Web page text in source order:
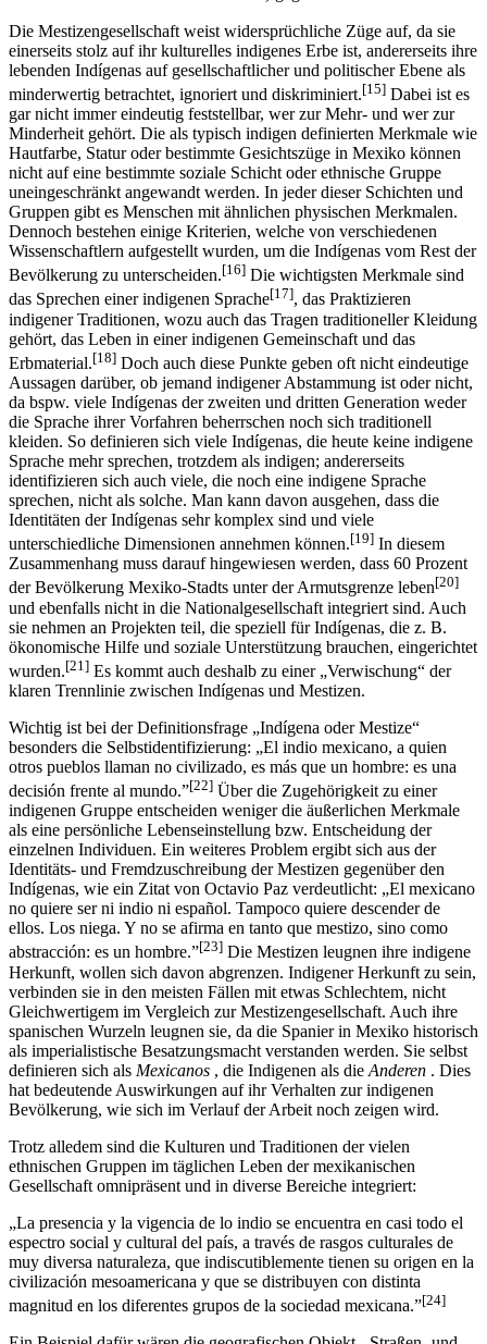
Die Mestizengesellschaft weist widersprüchliche Züge auf, da sie
einerseits stolz auf ihr kulturelles indigenes Erbe ist, andererseits ihre
lebenden Indígenas auf gesellschaftlicher und politischer Ebene als
minderwertig betrachtet, ignoriert und diskriminiert.[15]Dabei ist es
gar nicht immer eindeutig feststellbar, wer zur Mehr- und wer zur
Minderheit gehört. Die als typisch indigen definierten Merkmale wie
Hautfarbe, Statur oder bestimmte Gesichtszüge in Mexiko können
nicht auf eine bestimmte soziale Schicht oder ethnische Gruppe
uneingeschränkt angewandt werden. In jeder dieser Schichten und
Gruppen gibt es Menschen mit ähnlichen physischen Merkmalen.
Dennoch bestehen einige Kriterien, welche von verschiedenen
Wissenschaftlern aufgestellt wurden, um die Indígenas vom Rest der
Bevölkerung zu unterscheiden.[16] Die wichtigsten Merkmale sind
das Sprechen einer indigenen Sprache [17], das Praktizieren
indigener Traditionen, wozu auch das Tragen traditioneller Kleidung
gehört, das Leben in einer indigenen Gemeinschaft und das
Erbmaterial.[18]Doch auch diese Punkte geben oft nicht eindeutige
Aussagen darüber, ob jemand indigener Abstammung ist oder nicht,
da bspw. viele Indígenas der zweiten und dritten Generation weder
die Sprache ihrer Vorfahren beherrschen noch sich traditionell
kleiden. So definieren sich viele Indígenas, die heute keine indigene
Sprache mehr sprechen, trotzdem als indigen; andererseits
identifizieren sich auch viele, die noch eine indigene Sprache
sprechen, nicht als solche. Man kann davon ausgehen, dass die
Identitäten der Indígenas sehr komplex sind und viele
unterschiedliche Dimensionen annehmen können. [19]In diesem
Zusammenhang muss darauf hingewiesen werden, dass 60 Prozent
der Bevölkerung Mexiko-Stadts unter der Armutsgrenze leben[20]
und ebenfalls nicht in die Nationalgesellschaft integriert sind. Auch
sie nehmen an Projekten teil, die speziell für Indígenas, die z. B.
ökonomische Hilfe und soziale Unterstützung brauchen, eingerichtet
wurden.[21]Es kommt auch deshalb zu einer „Verwischung“ der
Wichtig ist bei der Definitionsfrage „Indígena oder Mestize“
besonders die Selbstidentifizierung: „El indio mexicano, a quien
otros pueblos llaman no civilizado, es más que un hombre: es una
decisión frente al mundo.”[22]Über die Zugehörigkeit zu einer
indigenen Gruppe entscheiden weniger die äußerlichen Merkmale
als eine persönliche Lebenseinstellung bzw. Entscheidung der
einzelnen Individuen. Ein weiteres Problem ergibt sich aus der
Identitäts- und Fremdzuschreibung der Mestizen gegenüber den
Indígenas, wie ein Zitat von Octavio Paz verdeutlicht: „El mexicano
no quiere ser ni indio ni español. Tampoco quiere descender de
ellos. Los niega. Y no se afirma en tanto que mestizo, sino como
abstracción: es un hombre.”[23]Die Mestizen leugnen ihre indigene
Herkunft, wollen sich davon abgrenzen. Indigener Herkunft zu sein,
verbinden sie in den meisten Fällen mit etwas Schlechtem, nicht
Gleichwertigem im Vergleich zur Mestizengesellschaft. Auch ihre
spanischen Wurzeln leugnen sie, da die Spanier in Mexiko historisch
als imperialistische Besatzungsmacht verstanden werden. Sie selbst
definieren sich alsMexicanos, die Indigenen als dieAnderen. Dies
hat bedeutende Auswirkungen auf ihr Verhalten zur indigenen
Trotz alledem sind die Kulturen und Traditionen der vielen
ethnischen Gruppen im täglichen Leben der mexikanischen
„La presencia y la vigencia de lo indio se encuentra en casi todo el
espectro social y cultural del país, a través de rasgos culturales de
muy diversa naturaleza, que indiscutiblemente tienen su origen en la
civilización mesoamericana y que se distribuyen con distinta